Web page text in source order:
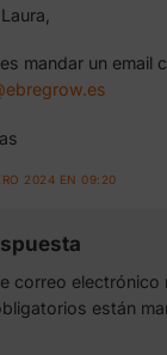
mandar un email
2024 EN 09:20
correo electrónico
están